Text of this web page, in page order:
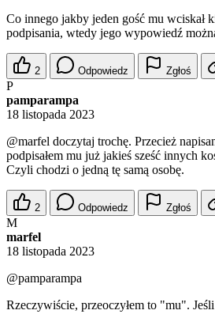
Co innego jakby jeden gość mu wciskał
podpisania, wtedy jego wypowiedź
2 Odpowiedz Zgłoś
P
pamparampa
18 listopada 2023
@marfel doczytaj trochę. Przecież
podpisałem mu już jakieś sześć innych
Czyli chodzi o jedną tę samą osobę.
2 Odpowiedz Zgłoś
M
marfel
18 listopada 2023
@pamparampa
Rzeczywiście, przeoczyłem to "mu".